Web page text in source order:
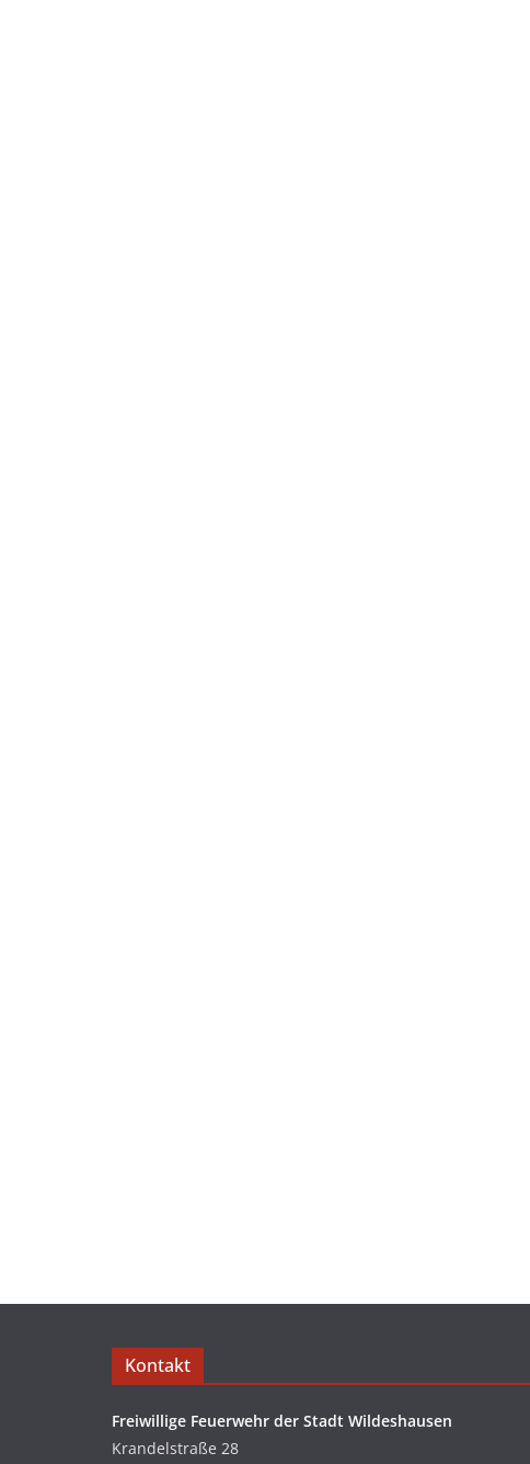
Kontakt
Freiwillige Feuerwehr der Stadt Wildeshausen
Krandelstraße 28